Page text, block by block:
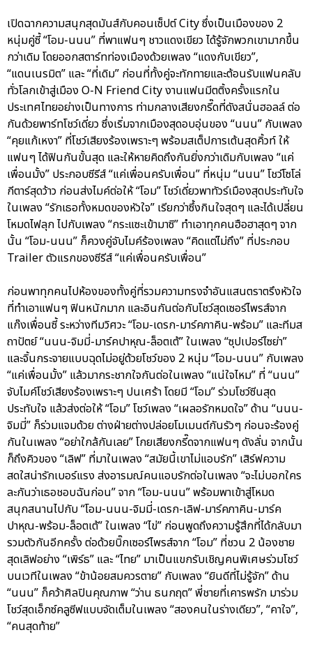
เปิดฉากความสนุกสุดมันส์กับคอนเซ็ปต์ City ซึ่งเป็นเมืองของ 2
หนุ่มคู่ซี้ “โอม-นนน” ที่พาแฟนๆ ชาวแดงเขียว ได้รู้จักพวกเขามากขึ้น
กว่าเดิม โดยออกสตาร์ทท่องเมืองด้วยเพลง “แดงกับเขียว”,
“แดนเนรมิต” และ “ที่เดิม” ก่อนที่ทั้งคู่จะทักทายและต้อนรับแฟนคลับ
ทั่วโลกเข้าสู่เมือง O-N Friend City งานแฟนมีตติ้งครั้งแรกใน
ประเทศไทยอย่างเป็นทางการ ท่ามกลางเสียงกรี๊ดที่ดังสนั่นฮอลล์ ต่อ
กันด้วยพาร์ทโชว์เดี่ยว ซึ่งเริ่มจากเมืองสุดอบอุ่นของ “นนน” กับเพลง
“คุยแก้เหงา” ที่โชว์เสียงร้องเพราะๆ พร้อมสเต็ปการเต้นสุดคิ้วท์ ให้
แฟนๆ ได้ฟินกันขั้นสุด และให้หายคิดถึงกันยิ่งกว่าเดิมกับเพลง “แค่
เพื่อนมั้ง” ประกอบซีรีส์ “แค่เพื่อนครับเพื่อน” ที่หนุ่ม “นนน” โชว์โซโล่
กีตาร์สุดว้าว ก่อนส่งไมค์ต่อให้ “โอม” โชว์เดี่ยวพาทัวร์เมืองสุดประทับใจ
ในเพลง “รักเธอทั้งหมดของหัวใจ” เรียกว่าซึ้งกินใจสุดๆ และได้เปลี่ยน
โหมดไฟลุก ไปกับเพลง “กระแซะเข้ามาซิ” ทำเอาทุกคนฮือฮาสุดๆ จาก
นั้น “โอม-นนน” ก็ควงคู่จับไมค์ร้องเพลง “คิดแต่ไม่ถึง” ที่ประกอบ
Trailer ตัวแรกของซีรีส์ “แค่เพื่อนครับเพื่อน”
ก่อนพาทุกคนไปห้องของทั้งคู่ที่รวมความทรงจำอันแสนตราตรึงหัวใจ
ที่ทำเอาแฟนๆ ฟินหนักมาก และอินกันต่อกับโชว์สุดเซอร์ไพรส์จาก
แก๊งเพื่อนซี้ ระหว่างทีมวิศวะ “โอม-เดรก-มาร์คภาคิน-พร้อม” และทีมส
ถาปัตย์ “นนน-จิมมี่-มาร์คปาหุณ-ล็อตเต้” ในเพลง “ซุปเปอร์ไซย่า”
และจิ้นกระจายแบบฉุดไม่อยู่ด้วยโชว์ของ 2 หนุ่ม “โอม-นนน” กับเพลง
“แค่เพื่อนมั้ง” แล้วมากระชากใจกันต่อในเพลง “แน่ใจไหม” ที่ “นนน”
จับไมค์โชว์เสียงร้องเพราะๆ ปนเศร้า โดยมี “โอม” ร่วมโชว์ซีนสุด
ประทับใจ แล้วส่งต่อให้ “โอม” โชว์เพลง “เผลอรักหมดใจ” ด้าน “นนน-
จิมมี่” ก็ร่วมแจมด้วย ต่างฝ่ายต่างปล่อยโมเมนต์กันรัวๆ ก่อนจะร้องคู่
กันในเพลง “อย่าใกล้กันเลย” โกยเสียงกรี๊ดจากแฟนๆ ดังลั่น จากนั้น
ก็ถึงคิวของ “เลิฟ” ที่มาในเพลง “สมัยนี้เขาไม่แอบรัก” เสิร์ฟความ
สดใสน่ารักเบอร์แรง ส่งอารมณ์คนแอบรักต่อในเพลง “จะไม่บอกใคร
ละกันว่าเธอชอบฉันก่อน” จาก “โอม-นนน” พร้อมพาเข้าสู่โหมด
สนุกสนานไปกับ “โอม-นนน-จิมมี่-เดรก-เลิฟ-มาร์คภาคิน-มาร์ค
ปาหุณ-พร้อม-ล็อตเต้” ในเพลง “ไข่” ก่อนพูดถึงความรู้สึกที่ได้กลับมา
รวมตัวกันอีกครั้ง ต่อด้วยบิ๊กเซอร์ไพรส์จาก “โอม” ที่ชวน 2 น้องชาย
สุดเลิฟอย่าง “เพิร์ธ” และ “ไทย” มาเป็นแขกรับเชิญคนพิเศษร่วมโชว์
บนเวทีในเพลง “ข้าน้อยสมควรตาย” กับเพลง “ยินดีที่ไม่รู้จัก” ด้าน
“นนน” ก็คว้าศิลปินคุณภาพ “ว่าน ธนกฤต” พี่ชายที่เคารพรัก มาร่วม
โชว์สุดเอ็กซ์คลูซีฟแบบจัดเต็มในเพลง “สองคนในร่างเดียว”, “คาใจ”,
“คนสุดท้าย”